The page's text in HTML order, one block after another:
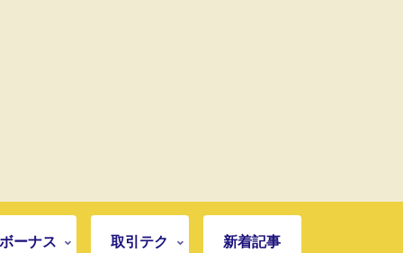
ーナス 取引テク 新着記事